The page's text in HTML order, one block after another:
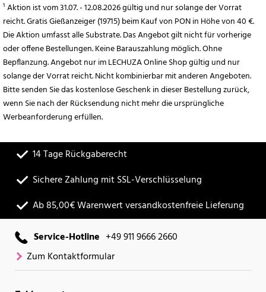
¹ Aktion ist vom 31.07. - 12.08.2026 gültig und nur solange der Vorrat
reicht. Gratis Gießanzeiger (19715) beim Kauf von PON in Höhe von 40 €.
Die Aktion umfasst alle Substrate. Das Angebot gilt nicht für vorherige
oder offene Bestellungen. Keine Barauszahlung möglich. Ohne
Bepflanzung. Angebot nur im LECHUZA Online Shop gültig und nur
solange der Vorrat reicht. Nicht kombinierbar mit anderen Angeboten.
Bitte senden Sie das kostenlose Geschenk in dieser Bestellung zurück,
wenn Sie nach der Rücksendung nicht mehr die ursprüngliche
Werbeanforderung erfüllen.
14 Tage Rückgaberecht
Sichere Zahlung mit SSL-Verschlüsselung
Ab 85,00€ Warenwert versandkostenfreie Lieferung
Service-Hotline +49 911 9666 2660
Zum Kontaktformular